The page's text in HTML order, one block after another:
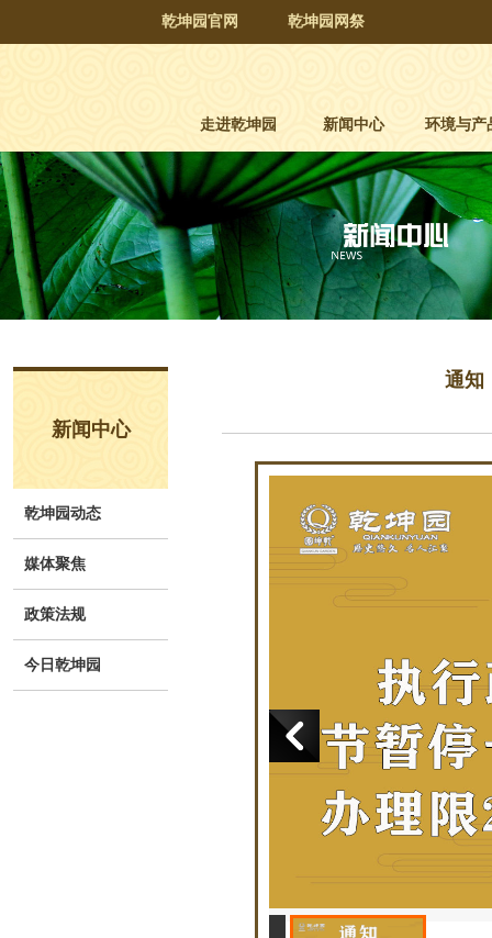
乾坤园官网 乾坤园网祭
走进乾坤园 新闻中心 环境与产
新闻中心
乾坤园动态
媒体聚焦
政策法规
今日乾坤园
通知